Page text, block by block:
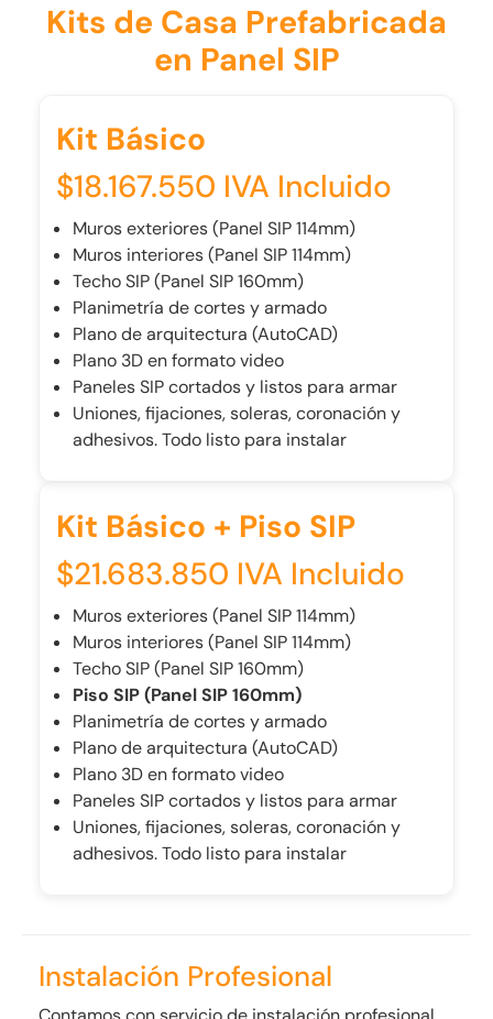
Kits de Casa Prefabricada
en Panel SIP
Kit Básico
$18.167.550 IVA Incluido
Muros exteriores (Panel SIP 114mm)
Muros interiores (Panel SIP 114mm)
Techo SIP (Panel SIP 160mm)
Planimetría de cortes y armado
Plano de arquitectura (AutoCAD)
Plano 3D en formato video
Paneles SIP cortados y listos para armar
Uniones, fijaciones, soleras, coronación y
adhesivos. Todo listo para instalar
Kit Básico + Piso SIP
$21.683.850 IVA Incluido
Muros exteriores (Panel SIP 114mm)
Muros interiores (Panel SIP 114mm)
Techo SIP (Panel SIP 160mm)
Piso SIP (Panel SIP 160mm)
Planimetría de cortes y armado
Plano de arquitectura (AutoCAD)
Plano 3D en formato video
Paneles SIP cortados y listos para armar
Uniones, fijaciones, soleras, coronación y
adhesivos. Todo listo para instalar
Instalación Profesional